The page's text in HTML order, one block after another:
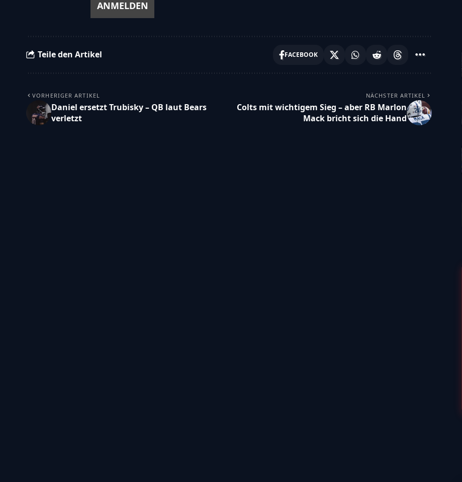
Teile den Artikel FACEBOOK
VORHERIGER ARTIKEL
Daniel ersetzt Trubisky – QB laut Bears
verletzt
NÄCHSTER ARTIKEL
Colts mit wichtigem Sieg – aber RB Marlon
Mack bricht sich die Hand